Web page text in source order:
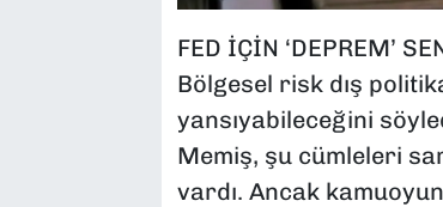
FED İÇİN ‘DEPREM’
Bölgesel risk dış
yansıyabileceğini
Memiş, şu cümleleri
vardı. Ancak